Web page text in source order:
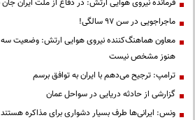
فرمانده نیروی هوایی ارتش: در دفاع از ملت ایران
ماجراجویی در سن ۹۷ سالگی!
معاون هماهنگ‌کننده نیروی هوایی ارتش: وضعیت سه
هنوز مشخص نیست
ترامپ: ترجیح می‌دهم با ایران به توافق برسم
گزارشی از حادثه دریایی در سواحل عمان
ونس: ایرانی‌ها طرف بسیار دشواری برای مذاکره هستند